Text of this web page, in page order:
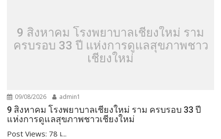
9 สิงหาคม โรงพยาบาลเชียงใหม่ ราม
ครบรอบ 33 ปี แห่งการดูแลสุขภาพชาว
เชียงใหม่
09/08/2026 admin1
9 สิงหาคม โรงพยาบาลเชียงใหม่ ราม ครบรอบ 33 ปี
แห่งการดูแลสุขภาพชาวเชียงใหม่
Post Views: 78 เ...